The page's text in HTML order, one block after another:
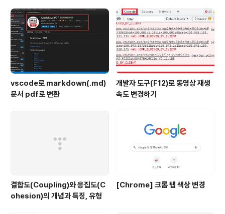
용하는 법 대한 깃 포스팅 순서이다. 1. Git(7) 원격저장소
생성하기 2. Git(8) .gitignore 이란 3...
vscode로 markdown(.md)
문서 pdf로 변환
개발자 도구(F12)로 동영상 재생
속도 변경하기
결합도(Coupling)와 응집도(C
ohesion)의 개념과 특징, 유형
[Chrome] 크롬 탭 색상 변경